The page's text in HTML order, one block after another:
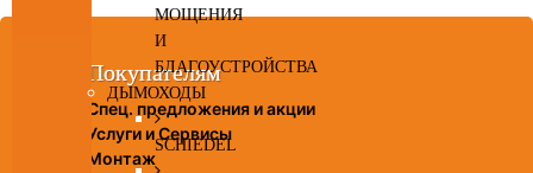
МОЩЕНИЯ
И
БЛАГОУСТРОЙСТВА
ДЫМОХОДЫ
SCHIEDEL
Покупателям
Спец. предложения и акции
Услуги и Сервисы
Монтаж